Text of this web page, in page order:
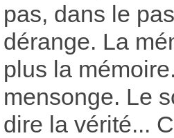
pas, dans le
dérange. La
plus la
mensonge. Le
dire la vérité...